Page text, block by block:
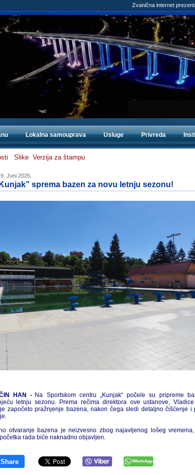
Zvanična internet
Lokalna samouprava Usluge Privreda
Slike Verzija za štampu
Juni 2026.
sprema bazen za novu letnju sezonu!
HAN - Na Sportskom centru „Kunjak“ počele su pripreme
letnju sezonu. Prema rečima direktora ove ustanove,
započeto pražnjenje bazena, nakon čega sledi detaljno čišćenje i
otvaranje bazena je neizvesno zbog najavljenog lošeg
rada biće naknadno objavljen.
Share